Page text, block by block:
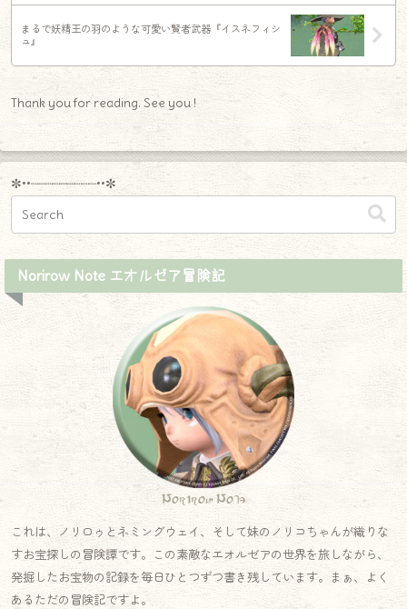
まるで妖精王の羽のような可愛い賢者武器『イスネフィシ
ュ』
Thank you for reading. See you !
✼••┈┈┈┈┈┈┈┈┈••✼
Norirow Note エオルゼア冒険記
Norirow Note
これは、ノリロゥとネミングウェイ、そして妹のノリコちゃんが織りな
すお宝探しの冒険譚です。この素敵なエオルゼアの世界を旅しながら、
発掘したお宝物の記録を毎日ひとつずつ書き残しています。まぁ、よく
あるただの冒険記ですよ。